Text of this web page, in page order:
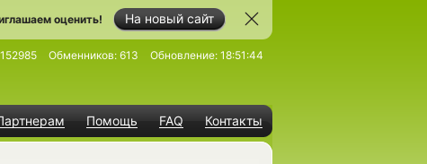
На новый сайт
оценить!
Помощь FAQ Контакты
Обменников: 613 Обновление: 18:51:44